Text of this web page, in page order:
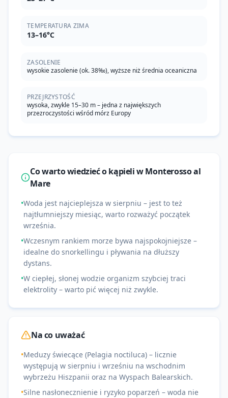
TEMPERATURA ZIMA
13–16°C
ZASOLENIE
wysokie zasolenie (ok. 38‰), wyższe niż średnia oceaniczna
PRZEJRZYSTOŚĆ
wysoka, zwykle 15–30 m – jedna z największych
przezroczystości wśród mórz Europy
Co warto wiedzieć o kąpieli wMonterosso al
Mare
•Woda jest najcieplejsza w sierpniu – jest to też
najtłumniejszy miesiąc, warto rozważyć początek
września.
•Wczesnym rankiem morze bywa najspokojniejsze –
idealne do snorkellingu i pływania na dłuższy
dystans.
•W ciepłej, słonej wodzie organizm szybciej traci
elektrolity – warto pić więcej niż zwykle.
Na co uważać
•Meduzy świecące (Pelagia noctiluca) – licznie
występują w sierpniu i wrześniu na wschodnim
wybrzeżu Hiszpanii oraz na Wyspach Balearskich.
•Silne nasłonecznienie i ryzyko poparzeń – woda nie